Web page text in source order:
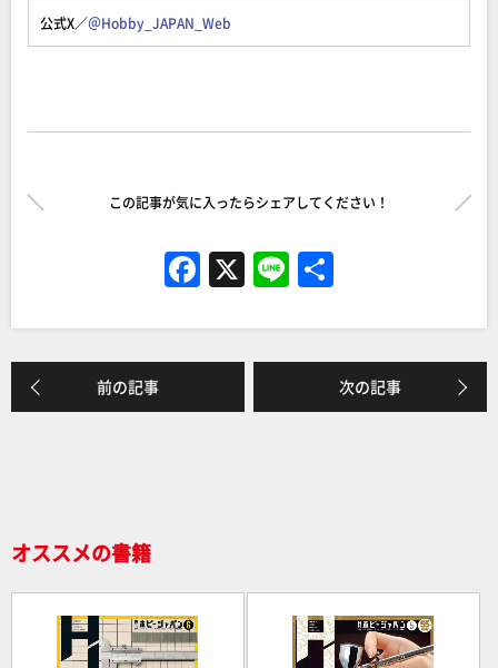
公式X／＠Hobby_JAPAN_Web
この記事が気に入ったらシェアしてください！
F
a
c
e
b
X Li
n
e
前の記事 次の記事
オススメの書籍